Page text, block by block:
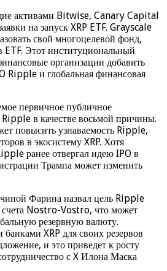
активами Bitwise, Canary Capital
на запуск XRP ETF. Grayscale
свой многоцелевой фонд,
ETF. Этот институциональный
организации добавить
Ripple и глобальная финансовая
первичное публичное
в качестве восьмой причины.
повысить узнаваемость Ripple,
в экосистему XRP. Хотя
ранее отвергал идею IPO в
Трампа может изменить
Фарина назвал цель Ripple
Nostro-Vostro, что может
резервную валюту.
XRP для своих резервов
и это приведет к росту
с X Илона Маска